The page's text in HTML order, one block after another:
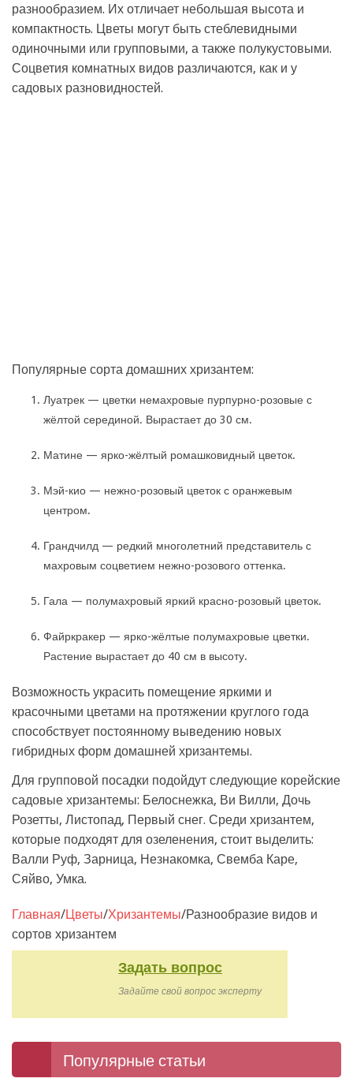
разнообразием. Их отличает небольшая высота и
компактность. Цветы могут быть стеблевидными
одиночными или групповыми, а также полукустовыми.
Соцветия комнатных видов различаются, как и у
садовых разновидностей.
Популярные сорта домашних хризантем:
Луатрек — цветки немахровые пурпурно-розовые с
жёлтой серединой. Вырастает до 30 см.
Матине — ярко-жёлтый ромашковидный цветок.
Мэй-кио — нежно-розовый цветок с оранжевым
центром.
Грандчилд — редкий многолетний представитель с
махровым соцветием нежно-розового оттенка.
Гала — полумахровый яркий красно-розовый цветок.
Файркракер — ярко-жёлтые полумахровые цветки.
Растение вырастает до 40 см в высоту.
Возможность украсить помещение яркими и
красочными цветами на протяжении круглого года
способствует постоянному выведению новых
гибридных форм домашней хризантемы.
Для групповой посадки подойдут следующие корейские
садовые хризантемы: Белоснежка, Ви Вилли, Дочь
Розетты, Листопад, Первый снег. Среди хризантем,
которые подходят для озеленения, стоит выделить:
Валли Руф, Зарница, Незнакомка, Свемба Каре,
Сяйво, Умка.
Главная/Цветы/Хризантемы/Разнообразие видов и
сортов хризантем
Задать вопрос
Задайте свой вопрос эксперту
Популярные статьи